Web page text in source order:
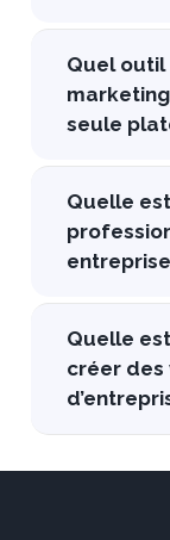
Quel outil
seule
Quelle
Quelle
créer des